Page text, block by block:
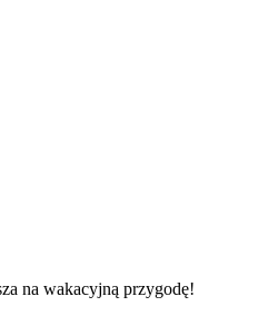
na wakacyjną przygodę!